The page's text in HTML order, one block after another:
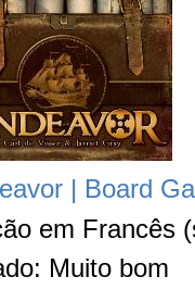
| Board
em Francês
Muito bom